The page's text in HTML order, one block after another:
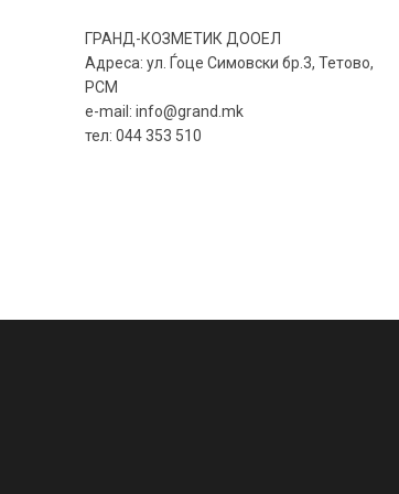
ГРАНД-КОЗМЕТИК ДООЕЛ
Адреса: ул. Ѓоце Симовски бр.3, Тетово,
РСМ
e-mail: info@grand.mk
тел: 044 353 510